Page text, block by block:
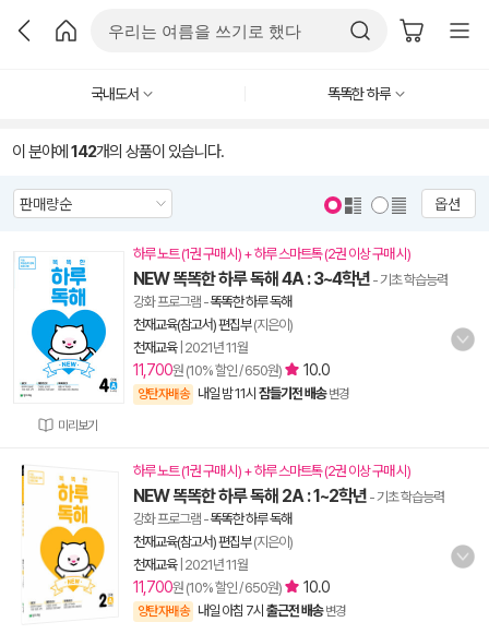
국내도서 똑똑한 하루
이 분야에 142개의 상품이 있습니다.
옵션
미리보기
하루 노트 (1권 구매 시) + 하루 스마트톡 (2권 이상 구매 시)
NEW 똑똑한 하루 독해 4A : 3~4학년 - 기초 학습능력
강화 프로그램 -똑똑한 하루 독해
천재교육(참고서) 편집부(지은이)
천재교육| 2021년 11월
11,700원 (10% 할인 / 650원) 10.0
양탄자배송 내일 밤 11시 잠들기전 배송 변경
하루 노트 (1권 구매 시) + 하루 스마트톡 (2권 이상 구매 시)
NEW 똑똑한 하루 독해 2A : 1~2학년 - 기초 학습능력
강화 프로그램 -똑똑한 하루 독해
천재교육(참고서) 편집부(지은이)
천재교육| 2021년 11월
11,700원 (10% 할인 / 650원) 10.0
양탄자배송 내일 아침 7시 출근전 배송 변경